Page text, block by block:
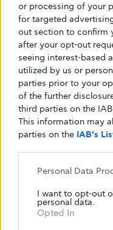
or processing of your
for targeted
out section to confirm
after your opt-out
seeing interest-based
utilized by us or
parties prior to your
of the further
third parties on the
This information may
parties on the IAB’s
Personal Data
I want to opt-out
personal data.
Opted In
περιοχές με
Ελαφρόπετρα ή
Το νερό, είτε της
άμμος, η χρήση
σαγιονάρας) και
δραστηριότητα
δημιουργούν
στις άκρες των
απομακρύνετε
νεκρά κύτταρα
βρίσκεστε στο
μουλιάσει,